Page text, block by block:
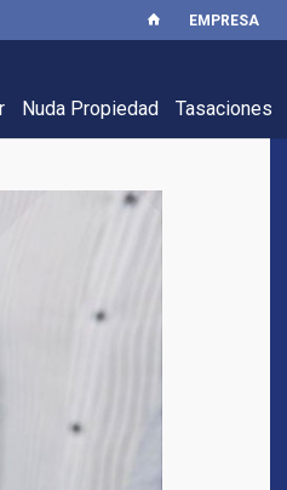
EMPRESA
Nuda Propiedad Tasaciones